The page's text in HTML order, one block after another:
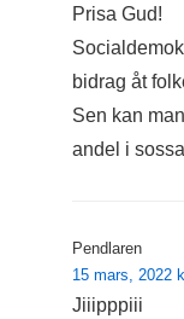
Prisa Gud!
bidrag åt
Sen kan
andel i
Pendlaren
15 mars, 2022
Jiiipppiii